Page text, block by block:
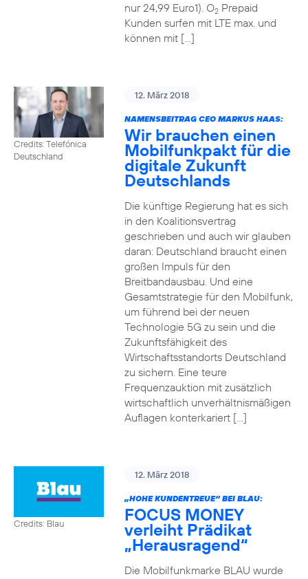
nur 24,99 Euro1). O2Prepaid
Kunden surfen mit LTE max. und
können mit […]
Credits: Telefónica
Deutschland
12. März 2018
NAMENSBEITRAG CEO MARKUS HAAS:
Wir brauchen einen
Mobilfunkpakt für die
digitale Zukunft
Deutschlands
Die künftige Regierung hat es sich
in den Koalitionsvertrag
geschrieben und auch wir glauben
daran: Deutschland braucht einen
großen Impuls für den
Breitbandausbau. Und eine
Gesamtstrategie für den Mobilfunk,
um führend bei der neuen
Technologie 5G zu sein und die
Zukunftsfähigkeit des
Wirtschaftsstandorts Deutschland
zu sichern. Eine teure
Frequenzauktion mit zusätzlich
wirtschaftlich unverhältnismäßigen
Auflagen konterkariert […]
Credits: Blau
12. März 2018
„HOHE KUNDENTREUE“ BEI BLAU:
FOCUS MONEY
verleiht Prädikat
„Herausragend“
Die Mobilfunkmarke BLAU wurde